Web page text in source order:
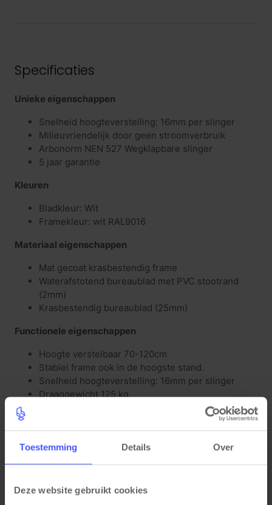
Toestemming Details Over
Deze website gebruikt cookies
Specificaties
Unieke eigenschappen
Snelheid hoogteverstelling: 16mm per slinger
Milieuvriendelijk door geen stroomverbruik
Arbonorm NEN 527 Wegklapbare slinger
5 jaar garantie
Kleuren
Bladkleur: Wit
Framekleur: wit RAL9016
Materiaal eigenschappen
Mat gecoat krasbestendig frame
Waterafstotend bureaublad met PVC stootrand
(2mm)
Krasbestendig bureaublad (25mm)
Functionele eigenschappen
Hoogte verstelbaar 70-120cm
Stabiel frame ook in de hoogste stand.
Snelheid hoogteverstelling: 16mm per slinger
Draaggewicht 125 kg
Gerelateerde producten